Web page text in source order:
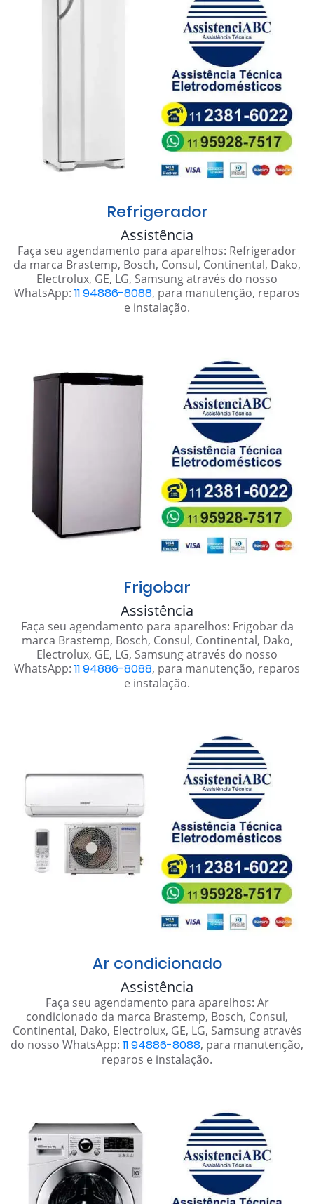
Refrigerador
Assistência
Faça seu agendamento para aparelhos: Refrigerador
da marca Brastemp, Bosch, Consul, Continental, Dako,
Electrolux, GE, LG, Samsung através do nosso
WhatsApp: 11 94886-8088, para manutenção, reparos
e instalação.
Frigobar
Assistência
Faça seu agendamento para aparelhos: Frigobar da
marca Brastemp, Bosch, Consul, Continental, Dako,
Electrolux, GE, LG, Samsung através do nosso
WhatsApp: 11 94886-8088, para manutenção, reparos
e instalação.
Ar condicionado
Assistência
Faça seu agendamento para aparelhos: Ar
condicionado da marca Brastemp, Bosch, Consul,
Continental, Dako, Electrolux, GE, LG, Samsung através
do nosso WhatsApp: 11 94886-8088, para manutenção,
reparos e instalação.